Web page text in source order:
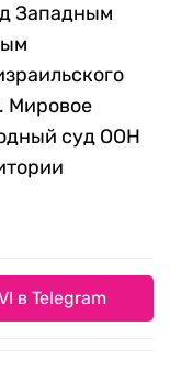
Западным
Мировое
суд ООН
в Telegram